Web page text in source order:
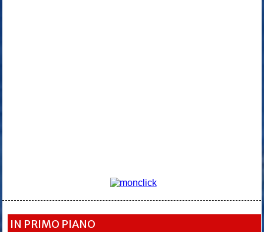
IN PRIMO PIANO